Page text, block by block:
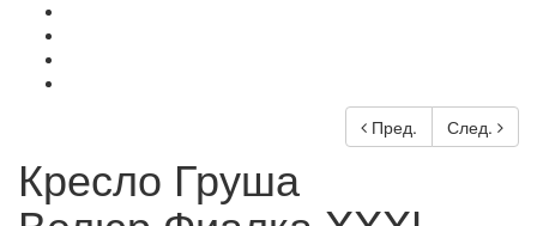
Пред. След.
Кресло Груша